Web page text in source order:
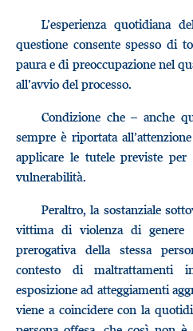
L’esperienza quotidiana
questione consente spesso di
paura e di preoccupazione nel
all’avvio del processo.
Condizione che – anche
sempre è riportata
applicare le tutele previste
vulnerabilità.
Peraltro, la sostanziale
vittima di violenza di
prerogativa della stessa
contesto di maltrattamenti
esposizione ad atteggiamenti
viene a coincidere con la